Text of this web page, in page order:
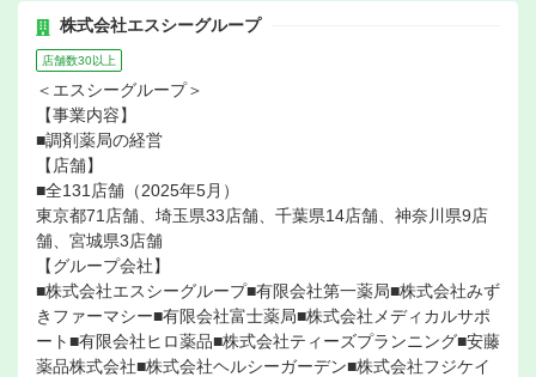
株式会社エスシーグループ
店舗数30以上
＜エスシーグループ＞
【事業内容】
■調剤薬局の経営
【店舗】
■全131店舗（2025年5月）
東京都71店舗、埼玉県33店舗、千葉県14店舗、神奈川県9店
舗、宮城県3店舗
【グループ会社】
■株式会社エスシーグループ■有限会社第一薬局■株式会社みず
きファーマシー■有限会社富士薬局■株式会社メディカルサポ
ート■有限会社ヒロ薬品■株式会社ティーズプランニング■安藤
薬品株式会社■株式会社ヘルシーガーデン■株式会社フジケイ